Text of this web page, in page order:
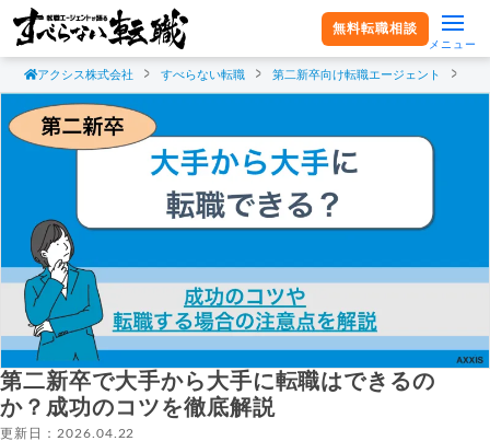
無料転職相談
メニュー
アクシス株式会社 すべらない転職 第二新卒向け転職エージェント
第二新卒で大手から大手に転職はできるの
か？成功のコツを徹底解説
更新日：2026.04.22